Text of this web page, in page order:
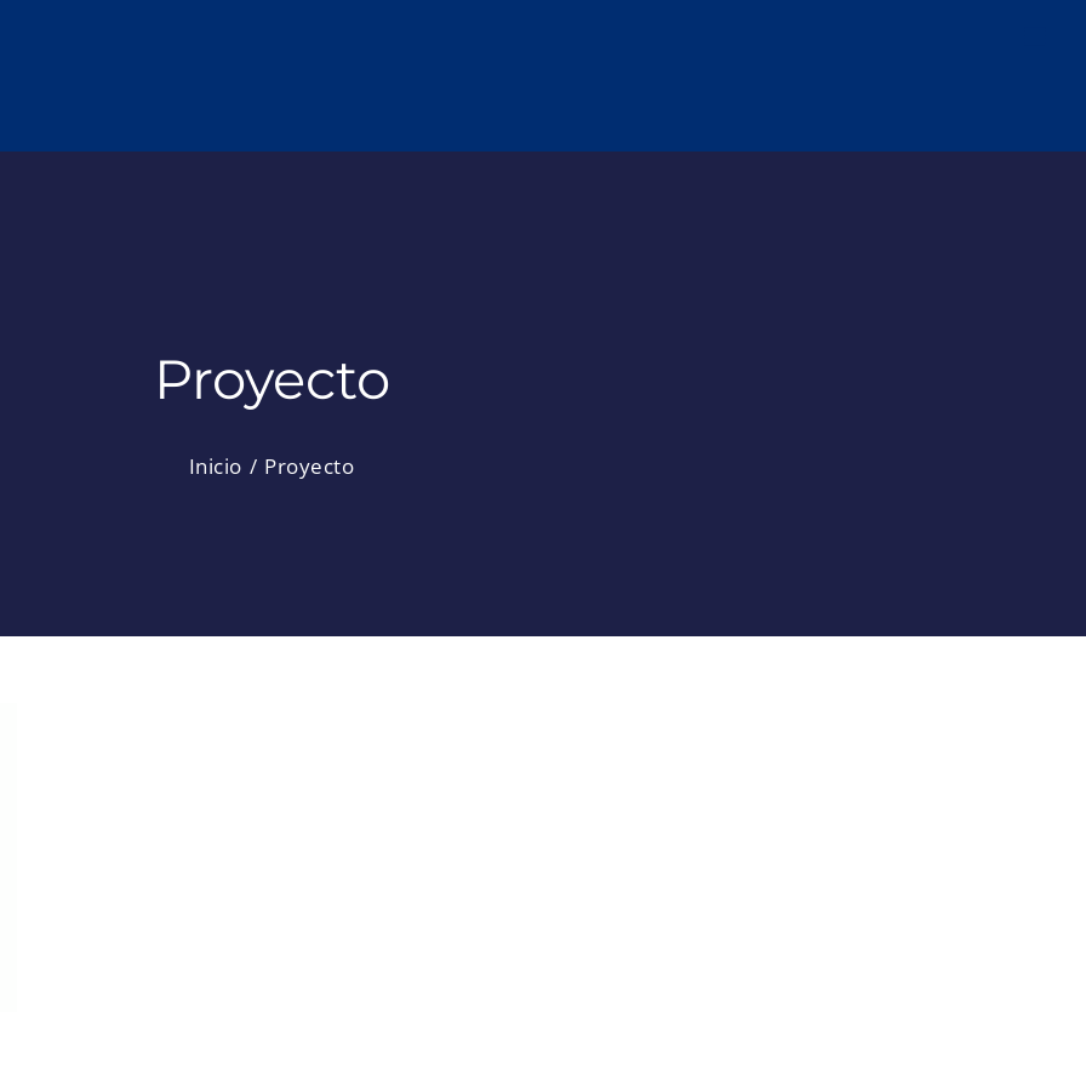
Proyecto
Inicio Proyecto